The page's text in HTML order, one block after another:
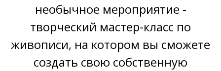
необычное мероприятие -
творческий мастер-класс по
живописи, на котором вы сможете
создать свою собственную